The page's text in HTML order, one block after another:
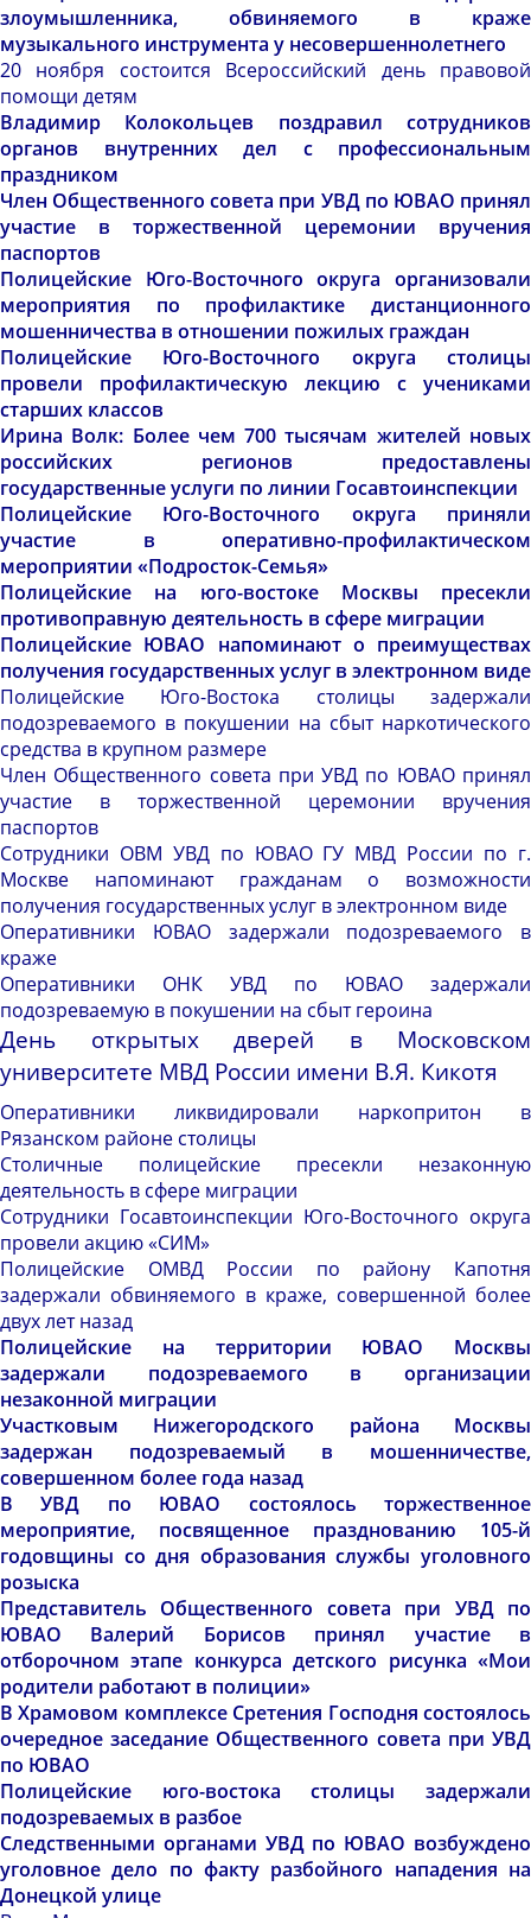
злоумышленника, обвиняемого в краже
музыкального инструмента у несовершеннолетнего
20 ноября состоится Всероссийский день правовой
помощи детям
Владимир Колокольцев поздравил сотрудников
органов внутренних дел с профессиональным
праздником
Член Общественного совета при УВД по ЮВАО принял
участие в торжественной церемонии вручения
паспортов
Полицейские Юго-Восточного округа организовали
мероприятия по профилактике дистанционного
мошенничества в отношении пожилых граждан
Полицейские Юго-Восточного округа столицы
провели профилактическую лекцию с учениками
старших классов
Ирина Волк: Более чем 700 тысячам жителей новых
российских регионов предоставлены
государственные услуги по линии Госавтоинспекции
Полицейские Юго-Восточного округа приняли
участие в оперативно-профилактическом
мероприятии «Подросток-Семья»
Полицейские на юго-востоке Москвы пресекли
противоправную деятельность в сфере миграции
Полицейские ЮВАО напоминают о преимуществах
получения государственных услуг в электронном виде
Полицейские Юго-Востока столицы задержали
подозреваемого в покушении на сбыт наркотического
средства в крупном размере
Член Общественного совета при УВД по ЮВАО принял
участие в торжественной церемонии вручения
паспортов
Сотрудники ОВМ УВД по ЮВАО ГУ МВД России по г.
Москве напоминают гражданам о возможности
получения государственных услуг в электронном виде
Оперативники ЮВАО задержали подозреваемого в
краже
Оперативники ОНК УВД по ЮВАО задержали
подозреваемую в покушении на сбыт героина
День открытых дверей в Московском
университете МВД России имени В.Я. Кикотя
Оперативники ликвидировали наркопритон в
Рязанском районе столицы
Столичные полицейские пресекли незаконную
деятельность в сфере миграции
Сотрудники Госавтоинспекции Юго-Восточного округа
провели акцию «СИМ»
Полицейские ОМВД России по району Капотня
задержали обвиняемого в краже, совершенной более
двух лет назад
Полицейские на территории ЮВАО Москвы
задержали подозреваемого в организации
незаконной миграции
Участковым Нижегородского района Москвы
задержан подозреваемый в мошенничестве,
совершенном более года назад
В УВД по ЮВАО состоялось торжественное
мероприятие, посвященное празднованию 105-й
годовщины со дня образования службы уголовного
розыска
Представитель Общественного совета при УВД по
ЮВАО Валерий Борисов принял участие в
отборочном этапе конкурса детского рисунка «Мои
родители работают в полиции»
В Храмовом комплексе Сретения Господня состоялось
очередное заседание Общественного совета при УВД
по ЮВАО
Полицейские юго-востока столицы задержали
подозреваемых в разбое
Следственными органами УВД по ЮВАО возбуждено
уголовное дело по факту разбойного нападения на
Донецкой улице